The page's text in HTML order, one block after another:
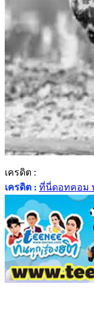
เครดิต :
เครดิต : ที่นี่ดอทคอม